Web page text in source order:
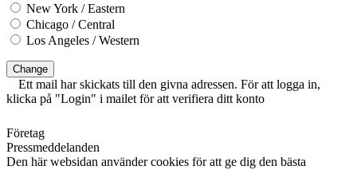
New York / Eastern
Chicago / Central
Los Angeles / Western
Change
Ett mail har skickats till den givna adressen. För att logga in,
klicka på "Login" i mailet för att verifiera ditt konto
Företag
Pressmeddelanden
Den här websidan använder cookies för att ge dig den bästa